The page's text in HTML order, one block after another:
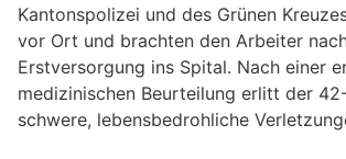
Kantonspolizei und des Grünen
vor Ort und brachten den Arbeiter
Erstversorgung ins Spital. Nach einer
medizinischen Beurteilung erlitt der
schwere, lebensbedrohliche